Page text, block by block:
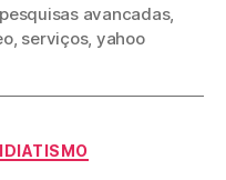
pesquisas avancadas,
, serviços, yahoo